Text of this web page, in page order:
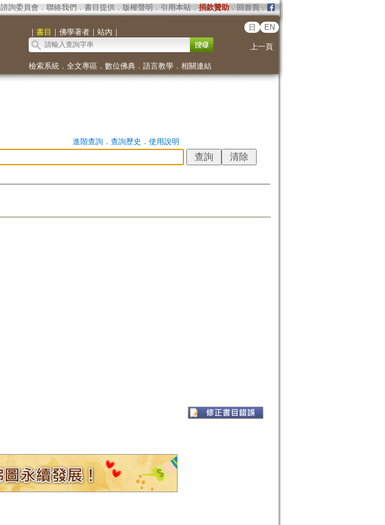
諮詢委員會． 聯絡我們 ． 書目提供． 版權聲明 ． 引用本站． 捐款贊助．回首頁．
｜ 書目 ｜ 佛學著者｜ 站內 ｜
日 EN
上一頁
檢索系統． 全文專區 ． 數位佛典． 語言教學． 相關連結
進階查詢． 查詢歷史 ． 使用說明